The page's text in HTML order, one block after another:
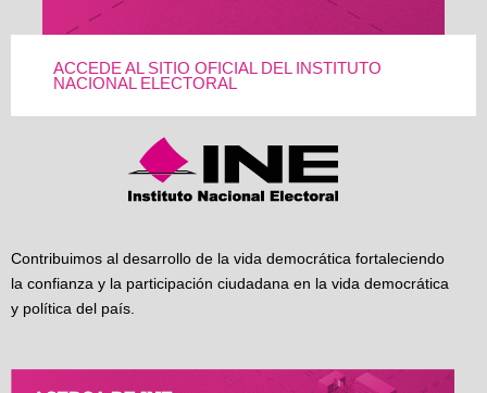
ACCEDE AL SITIO OFICIAL DEL INSTITUTO
NACIONAL ELECTORAL
Contribuimos al desarrollo de la vida democrática fortaleciendo
la confianza y la participación ciudadana en la vida democrática
y política del país.